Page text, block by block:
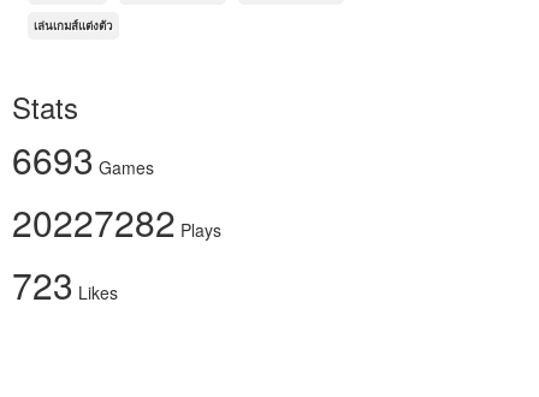
เล่นเกมส์แต่งตัว
Stats
6693 Games
20227282 Plays
723 Likes